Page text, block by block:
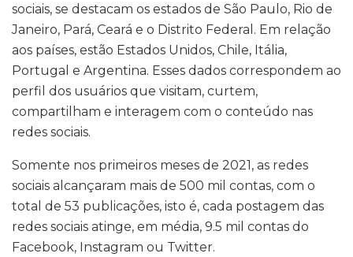
sociais, se destacam os estados de São Paulo, Rio de
Janeiro, Pará, Ceará e o Distrito Federal. Em relação
aos países, estão Estados Unidos, Chile, Itália,
Portugal e Argentina. Esses dados correspondem ao
perfil dos usuários que visitam, curtem,
compartilham e interagem com o conteúdo nas
redes sociais.
Somente nos primeiros meses de 2021, as redes
sociais alcançaram mais de 500 mil contas, com o
total de 53 publicações, isto é, cada postagem das
redes sociais atinge, em média, 9.5 mil contas do
Facebook, Instagram ou Twitter.